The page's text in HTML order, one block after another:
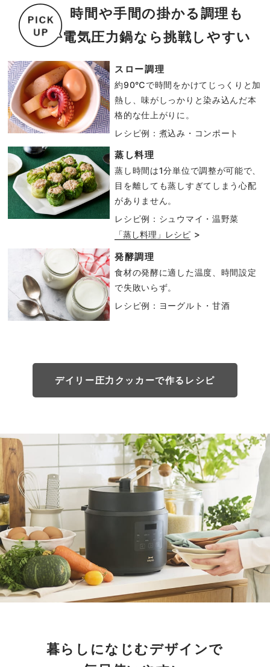
時間や手間の掛かる調理も
電気圧力鍋なら挑戦しやすい
スロー調理
約90℃で時間をかけてじっくりと加
熱し、味がしっかりと染み込んだ本
格的な仕上がりに。
レシピ例：煮込み・コンポート
蒸し料理
蒸し時間は1分単位で調整が可能で、
目を離しても蒸しすぎてしまう心配
がありません。
レシピ例：シュウマイ・温野菜
「蒸し料理」レシピ >
発酵調理
食材の発酵に適した温度、時間設定
で失敗いらず。
レシピ例：ヨーグルト・甘酒
デイリー圧力クッカーで作るレシピ
暮らしになじむデザインで